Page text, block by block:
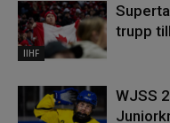
IIHF
trupp
WJSS